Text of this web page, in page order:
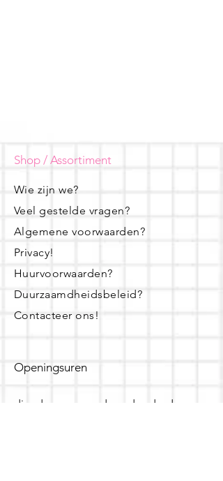
Shop / Assortiment
Wie zijn we?
Veel gestelde vragen?
Algemene voorwaarden?
Privacy!
Huurvoorwaarden?
Duurzaamdheidsbeleid?
Contacteer ons!
Openingsuren
dinsdag - woensdag- donderdag: